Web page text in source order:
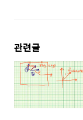
관련글